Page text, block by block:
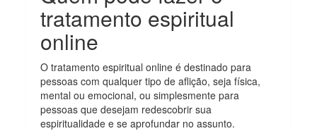
tratamento espiritual
online
O tratamento espiritual online é destinado para
pessoas com qualquer tipo de aflição, seja física,
mental ou emocional, ou simplesmente para
pessoas que desejam redescobrir sua
espiritualidade e se aprofundar no assunto.